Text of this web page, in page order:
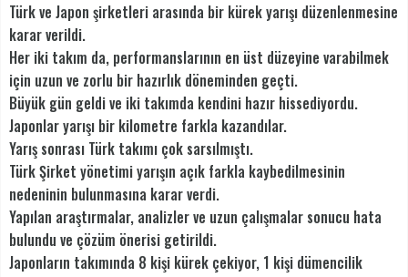
Türk ve Japon şirketleri arasında bir kürek yarışı düzenlenmesine
karar verildi.
Her iki takım da, performanslarının en üst düzeyine varabilmek
için uzun ve zorlu bir hazırlık döneminden geçti.
Büyük gün geldi ve iki takımda kendini hazır hissediyordu.
Japonlar yarışı bir kilometre farkla kazandılar.
Yarış sonrası Türk takımı çok sarsılmıştı.
Türk Şirket yönetimi yarışın açık farkla kaybedilmesinin
nedeninin bulunmasına karar verdi.
Yapılan araştırmalar, analizler ve uzun çalışmalar sonucu hata
bulundu ve çözüm önerisi getirildi.
Japonların takımında 8 kişi kürek çekiyor, 1 kişi dümencilik